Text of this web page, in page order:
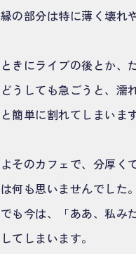
縁の部分は特に薄く壊れ
ときにライブの後とか、
どうしても急ごうと、濡
と簡単に割れてしまいます
よそのカフェで、分厚く
は何も思いませんでした。
でも今は、「ああ、私み
してしまいます。